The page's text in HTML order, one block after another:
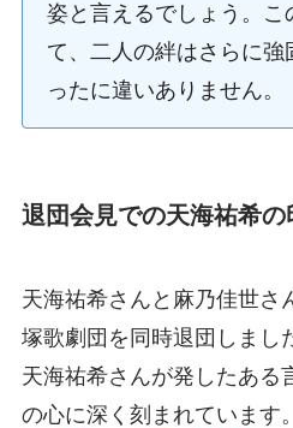
姿と言えるでしょう。こ
て、二人の絆はさらに強
ったに違いありません。
退団会見での天海祐希
天海祐希さんと麻乃佳世さ
塚歌劇団を同時退団しまし
天海祐希さんが発したある
の心に深く刻まれています